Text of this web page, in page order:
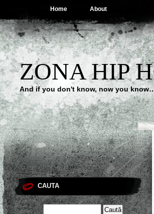
Home About
ZONA HIP
And if you don't know, now you
CAUTA